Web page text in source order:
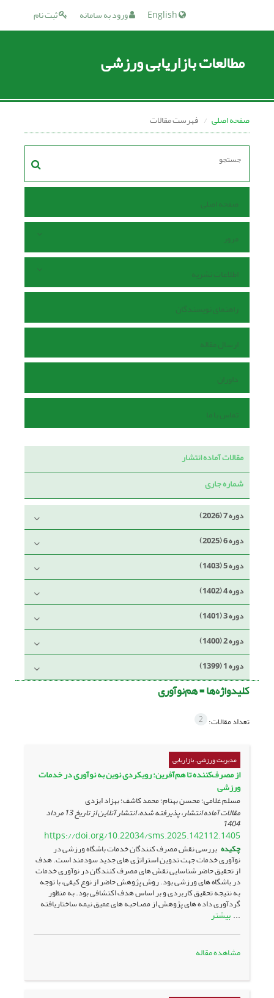
ثبت نام ورود به سامانه
مطالعات بازاریابی ورزشی
صفحه اصلی فهرست مقالات
صفحه اصلی
مرور
اطلاعات نشریه
راهنمای نویسندگان
ارسال مقاله
داوران
تماس با ما
مقالات آماده انتشار
شماره جاری
دوره 7 (2026)
دوره 6 (2025)
دوره 5 (1403)
دوره 4 (1402)
دوره 3 (1401)
دوره 2 (1400)
دوره 1 (1399)
کلیدواژه‌ها =هم‌نوآوری
تعداد مقالات: 2
مدیریت ورزشی، بازاریابی
از مصرف‌کننده تا هم‌آفرین: رویکردی نوین به نوآوری در خدمات
ورزشی
مسلم غلامی؛ محسن بهنام؛ محمد کاشف؛ بهزاد ایزدی
مقالات آماده انتشار، پذیرفته شده، انتشار آنلاین از تاریخ 13 مرداد
1404
https://doi.org/10.22034/sms.2025.142112.1405
چکیده بررسی نقش مصرف کنندگان خدمات باشگاه ورزشی در
نوآوری خدمات جهت تدوین استراتژی های جدید سودمند است. هدف
از تحقیق حاضر شناسایی نقش های مصرف کنندگان در نوآوری خدمات
در باشگاه های ورزشی بود. روش پژوهش حاضر از نوع کیفی، با توجه
به نتیجه تحقیق کاربردی و بر اساس هدف اکتشافی بود. به منظور
گردآوری داد ه های پژوهش از مصـاحبه‌ های عمیق نیمه ساختاریافته
... بیشتر
مشاهده مقاله